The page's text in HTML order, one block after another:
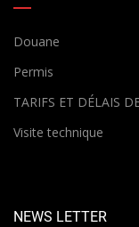
Douane
Permis
TARIFS ET DÉLAIS
Visite technique
NEWS LETTER